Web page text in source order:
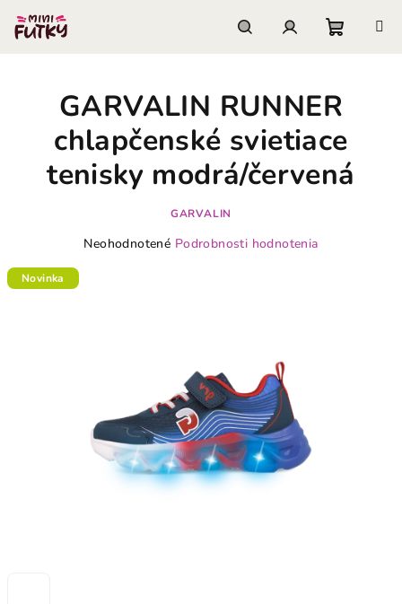
obsah
košík
GARVALIN RUNNER
chlapčenské svietiace
tenisky modrá/červená
GARVALIN
Priemerné
Neohodnotené Podrobnosti hodnotenia
Novinka